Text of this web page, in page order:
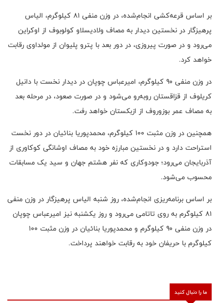
بر اساس قرعه‌کشی انجام‌شده، در وزن منفی ۸۱ کیلوگرم، الیاس
پرهیزگار در نخستین دیدار به مصاف ولادیسلاو کولوبوف از اوکراین
می‌رود و در صورت پیروزی، در دور بعد با پترو پلیوان از مولداوی رقابت
خواهد کرد.
در وزن منفی ۹۰ کیلوگرم، امیرعباس چوپان در دیدار نخست با دانیل
کریلوف از قزاقستان روبه‌رو می‌شود و در صورت صعود، در مرحله بعد
به مصاف عمر بوزوروف از ازبکستان خواهد رفت.
همچنین در وزن مثبت ۱۰۰ کیلوگرم، محمدپوریا بنائیان در دور نخست
استراحت دارد و در نخستین مبارزه خود به مصاف اوشانگی کوکاوری از
آذربایجان می‌رود؛ جودوکاری که نفر هشتم جهان و سید یک مسابقات
محسوب می‌شود.
بر اساس برنامه‌ریزی انجام‌شده، روز شنبه الیاس پرهیزگار در وزن منفی
۸۱ کیلوگرم به روی تاتامی می‌رود و روز یکشنبه نیز امیرعباس چوپان
در وزن منفی ۹۰ کیلوگرم و محمدپوریا بنائیان در وزن مثبت ۱۰۰
کیلوگرم با حریفان خود به رقابت خواهند پرداخت.
ما را دنبال کنید